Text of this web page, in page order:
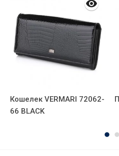
Кошелек VERMARI 72062-
66 BLACK